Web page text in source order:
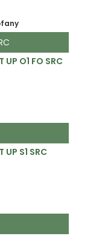
O1 FO SRC
S1 SRC